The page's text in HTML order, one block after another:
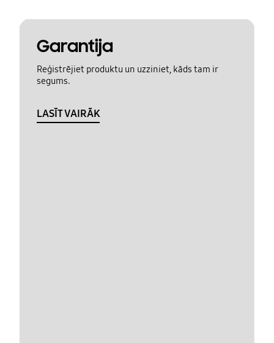
Garantija
Reģistrējiet produktu un uzziniet, kāds tam ir
segums.
LASĪT VAIRĀK